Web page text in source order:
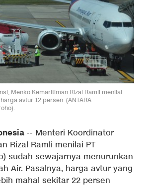
Menko Kemaritiman Rizal Ramli menilai
avtur 12 persen. (ANTARA
-- Menteri Koordinator
Rizal Ramli menilai PT
sudah sewajarnya menurunkan
Air. Pasalnya, harga avtur yang
mahal sekitar 22 persen